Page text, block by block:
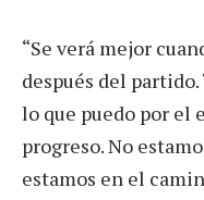
“Se verá mejor
después del
lo que puedo por el
progreso. No
estamos en el